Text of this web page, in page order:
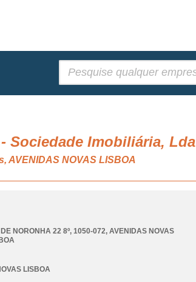
Sociedade Imobiliária, Lda
AVENIDAS NOVAS LISBOA
NORONHA 22 8º, 1050-072, AVENIDAS NOVAS
LISBOA